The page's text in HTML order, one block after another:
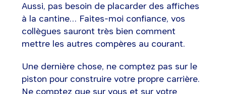
Aussi, pas besoin de placarder des affiches
à la cantine… Faites-moi confiance, vos
collègues sauront très bien comment
mettre les autres compères au courant.
Une dernière chose, ne comptez pas sur le
piston pour construire votre propre carrière.
Ne comptez que sur vous et sur votre